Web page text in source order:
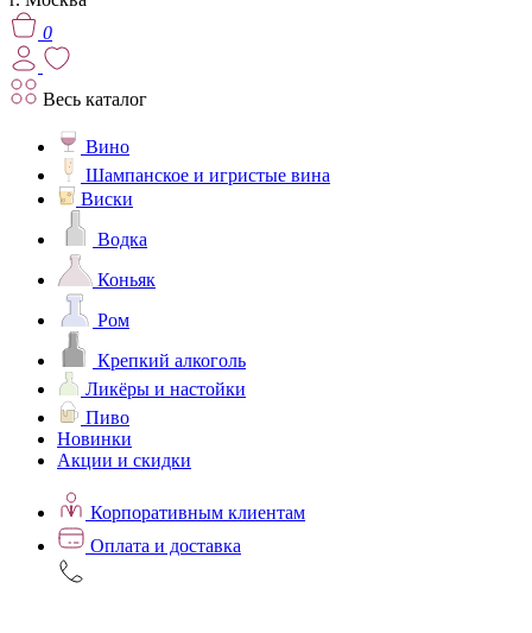
0
Весь каталог
Вино
Шампанское и игристые вина
Виски
Водка
Коньяк
Ром
Крепкий алкоголь
Ликёры и настойки
Пиво
Новинки
Акции и скидки
Корпоративным клиентам
Оплата и доставка